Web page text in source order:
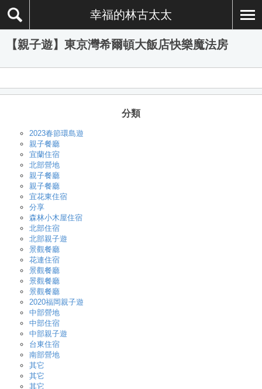
幸福的林古太太
【親子遊】東京灣希爾頓大飯店快樂魔法房
分類
2023春節環島遊
親子餐廳
宜蘭住宿
北部營地
親子餐廳
親子餐廳
宜花東住宿
分享
森林小木屋住宿
北部住宿
北部親子遊
景觀餐廳
花連住宿
景觀餐廳
景觀餐廳
景觀餐廳
2020福岡親子遊
中部營地
中部住宿
中部親子遊
台東住宿
南部營地
其它
其它
其它